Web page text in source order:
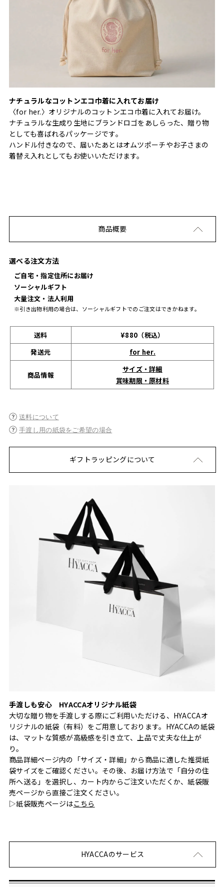
ナチュラルなコットンエコ巾着に入れてお届け
〈for her.〉オリジナルのコットンエコ巾着に入れてお届け。
ナチュラルな生成り生地にブランドロゴをあしらった、贈り物
としても喜ばれるパッケージです。
ハンドル付きなので、届いたあとはオムツポーチやお子さまの
着替え入れとしてもお使いいただけます。
商品概要
選べる注文方法
ご自宅・指定住所にお届け
ソーシャルギフト
大量注文・法人利用
※引き出物利用の場合は、ソーシャルギフトでのご注文はできかねます。
送料
¥880（税込）
発送元
for her.
商品情報
サイズ・詳細
賞味期限・原材料
送料について
手渡し用の紙袋をご希望の場合
ギフトラッピングについて
手渡しも安心 HYACCAオリジナル紙袋
大切な贈り物を手渡しする際にご利用いただける、HYACCAオ
リジナルの紙袋（有料）をご用意しております。HYACCAの紙袋
は、マットな質感が高級感を引き立て、上品で丈夫な仕上が
り。
商品詳細ページ内の「サイズ・詳細」から商品に適した推奨紙
袋サイズをご確認ください。その後、お届け方法で「自分の住
所へ送る」を選択し、カート内からご注文いただくか、紙袋販
売ページから直接ご注文ください。
▷紙袋販売ページはこちら
HYACCAのサービス